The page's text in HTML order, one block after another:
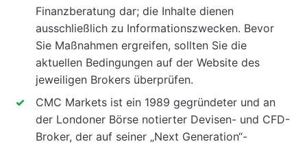
Finanzberatung dar; die Inhalte dienen
ausschließlich zu Informationszwecken. Bevor
Sie Maßnahmen ergreifen, sollten Sie die
aktuellen Bedingungen auf der Website des
jeweiligen Brokers überprüfen.
CMC Markets ist ein 1989 gegründeter und an
der Londoner Börse notierter Devisen- und CFD-
Broker, der auf seiner „Next Generation“-